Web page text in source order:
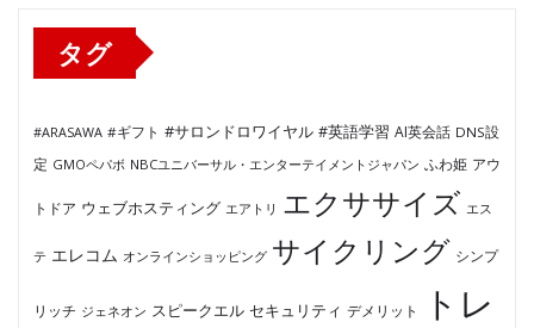
タグ
#ARASAWA #ギフト #サロンドロワイヤル #英語学習 AI英会話 DNS設
定 GMOペパボ NBCユニバーサル・エンターテイメントジャパン ふわ姫 アウ
トドア ウェブホスティング エアトリ エクササイズ エス
テ エレコム オンラインショッピング サイクリング シンプ
リッチ ジェネオン スピークエル セキュリティ デメリット
トレ